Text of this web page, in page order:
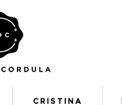
CRISTINA